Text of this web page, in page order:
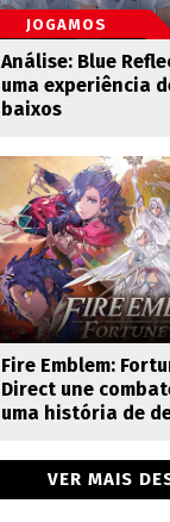
JOGAMOS
Análise: Blue
uma experiência
baixos
Fire Emblem:
Direct une
uma história de
VER MAIS